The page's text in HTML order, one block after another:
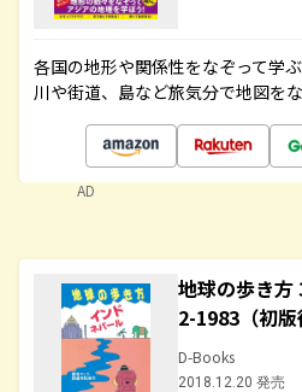
各国の地形や関係性をなぞって学
川や街道、島など旅気分で地図を
AD
地球の歩き方
2-1983（初版
D-Books
2018.12.20 発売